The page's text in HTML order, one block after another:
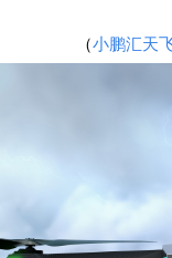
（小鹏汇天